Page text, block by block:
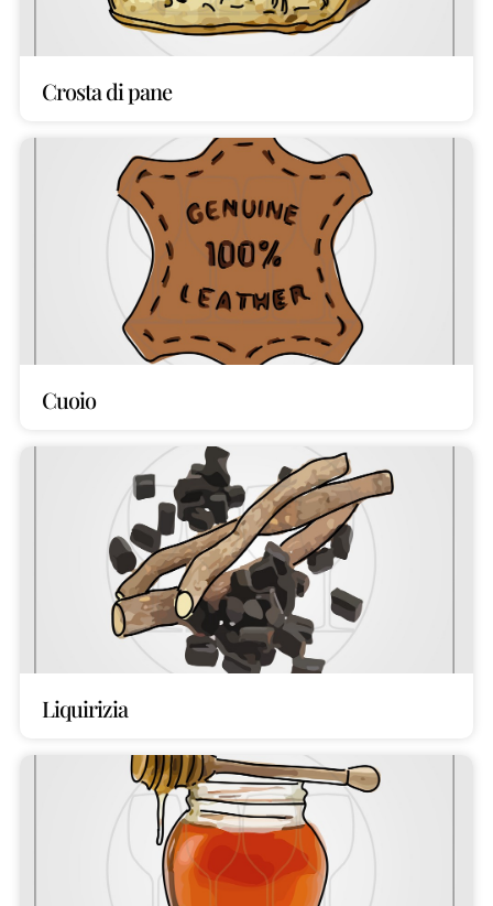
Crosta di pane
Cuoio
Liquirizia